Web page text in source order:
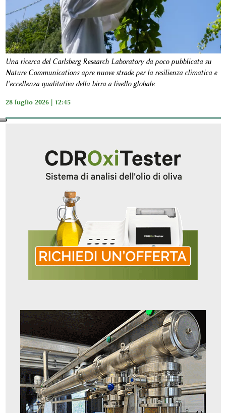
Una ricerca del Carlsberg Research Laboratory da poco pubblicata su
Nature Communications apre nuove strade per la resilienza climatica e
l’eccellenza qualitativa della birra a livello globale
28 luglio 2026 | 12:45